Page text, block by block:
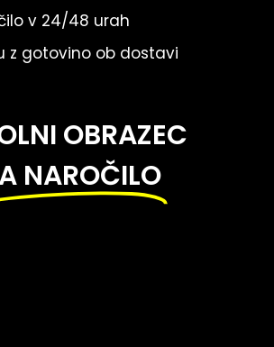
v 24/48 urah
z gotovino ob dostavi
OBRAZEC
NAROČILO